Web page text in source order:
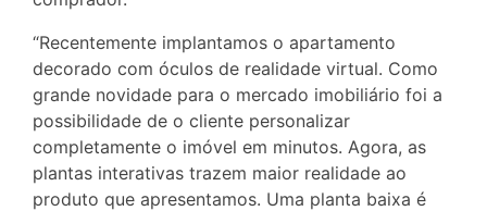
“Recentemente implantamos o apartamento
decorado com óculos de realidade virtual. Como
grande novidade para o mercado imobiliário foi a
possibilidade de o cliente personalizar
completamente o imóvel em minutos. Agora, as
plantas interativas trazem maior realidade ao
produto que apresentamos. Uma planta baixa é